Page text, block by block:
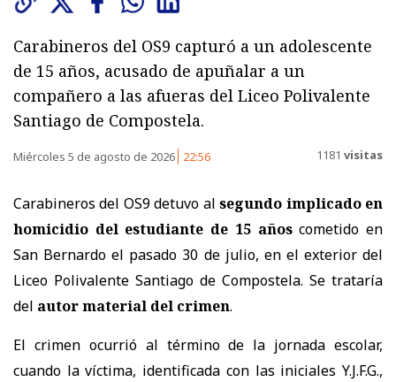
Carabineros del OS9 capturó a un adolescente
de 15 años, acusado de apuñalar a un
compañero a las afueras del Liceo Polivalente
Santiago de Compostela.
Miércoles 5 de agosto de 2026 22:56 1181 visitas
Carabineros del OS9 detuvo al segundo implicado en
homicidio del estudiante de 15 añoscometido en
San Bernardo el pasado 30 de julio, en el exterior del
Liceo Polivalente Santiago de Compostela. Se trataría
del autor material del crimen.
El crimen ocurrió al término de la jornada escolar,
cuando la víctima, identificada con las iniciales Y.J.F.G.,